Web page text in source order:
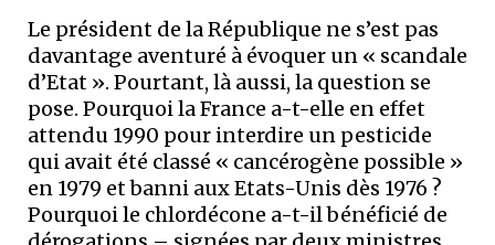
Le président de la République ne s’est pas
davantage aventuré à évoquer un « scandale
d’Etat ». Pourtant, là aussi, la question se
pose. Pourquoi la France a-t-elle en effet
attendu 1990 pour interdire un pesticide
qui avait été classé « cancérogène possible »
en 1979 et banni aux Etats-Unis dès 1976 ?
Pourquoi le chlordécone a-t-il bénéficié de